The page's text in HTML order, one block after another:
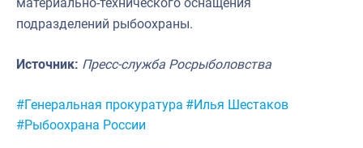
подразделений рыбоохраны.
Источник: Пресс-служба Росрыболовства
Метки:
#Генеральная прокуратура #Илья Шестаков
#Рыбоохрана России